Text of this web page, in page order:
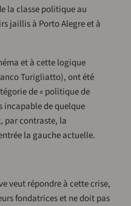
la classe politique au
jaillis à Porto Alegre et à
et à cette logique
Turigliatto), ont été
de « politique de
incapable de quelque
par contraste, la
la gauche actuelle.
veut répondre à cette crise,
fondatrices et ne doit pas